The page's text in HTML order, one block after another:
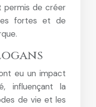
permis de créer
fortes et de
eu un impact
influençant la
de vie et les